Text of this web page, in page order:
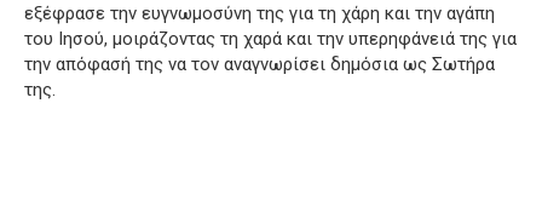
εξέφρασε την ευγνωμοσύνη της για τη χάρη και την αγάπη
του Ιησού, μοιράζοντας τη χαρά και την υπερηφάνειά της για
την απόφασή της να τον αναγνωρίσει δημόσια ως Σωτήρα
της.